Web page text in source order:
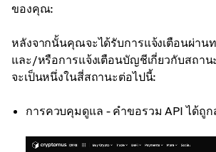
ของคุณ:
หลังจากนั้นคุณจะได้รับการแจ้งเตือนผ่านท
และ/หรือการแจ้งเตือนบัญชีเกี่ยวกับสถาน
จะเป็นหนึ่งในสี่สถานะต่อไปนี้:
การควบคุมดูแล - คำขอรวม API ได้ถูก